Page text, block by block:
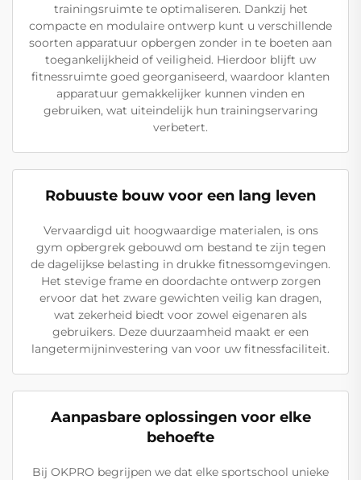
trainingsruimte te optimaliseren. Dankzij het
compacte en modulaire ontwerp kunt u verschillende
soorten apparatuur opbergen zonder in te boeten aan
toegankelijkheid of veiligheid. Hierdoor blijft uw
fitnessruimte goed georganiseerd, waardoor klanten
apparatuur gemakkelijker kunnen vinden en
gebruiken, wat uiteindelijk hun trainingservaring
verbetert.
Robuuste bouw voor een lang leven
Vervaardigd uit hoogwaardige materialen, is ons
gym opbergrek gebouwd om bestand te zijn tegen
de dagelijkse belasting in drukke fitnessomgevingen.
Het stevige frame en doordachte ontwerp zorgen
ervoor dat het zware gewichten veilig kan dragen,
wat zekerheid biedt voor zowel eigenaren als
gebruikers. Deze duurzaamheid maakt er een
langetermijninvestering van voor uw fitnessfaciliteit.
Aanpasbare oplossingen voor elke
behoefte
Bij OKPRO begrijpen we dat elke sportschool unieke